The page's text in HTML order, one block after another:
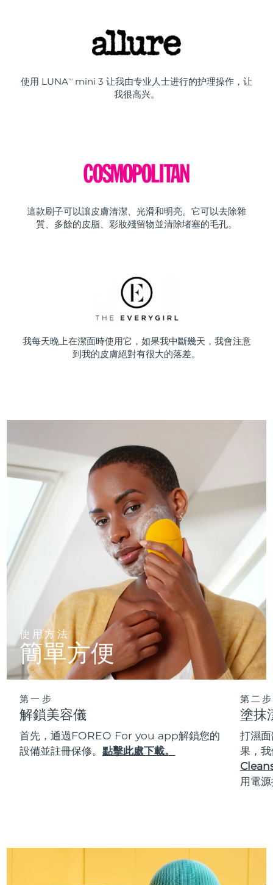
使用 LUNATM
mini 3 让我由专业人士进行的护理操作，让
我很高兴。
這款刷子可以讓皮膚清潔、光滑和明亮。它可以去除雜
質、多餘的皮脂、彩妝殘留物並清除堵塞的毛孔。
我每天晚上在潔面時使用它，如果我中斷幾天，我會注意
到我的皮膚絕對有很大的落差。
使用方法
簡單方便
第一步
解鎖美容儀
首先，通過FOREO For you app解鎖您的
設備並註冊保修。點擊此處下載。
第二步
塗抹
打濕
果，
用電